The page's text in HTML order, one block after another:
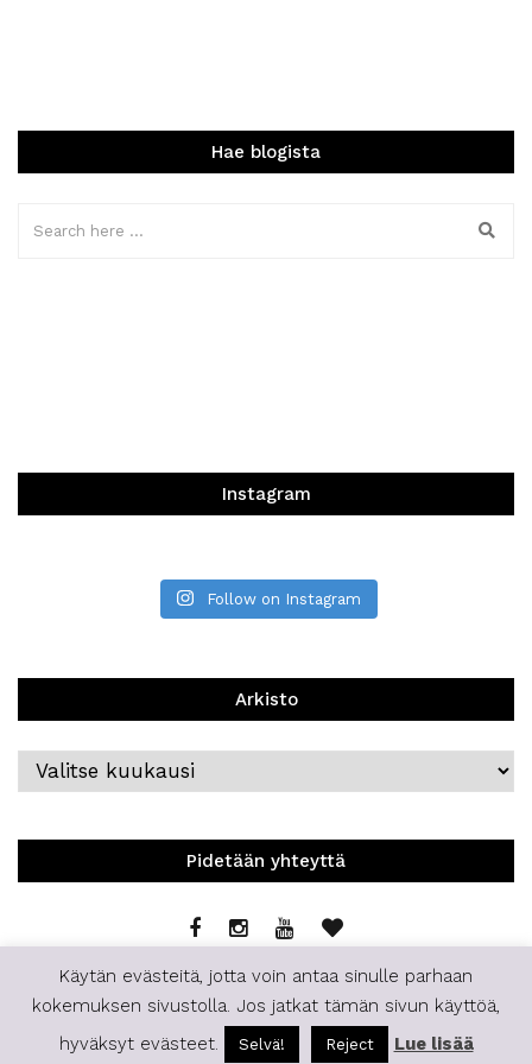
Hae blogista
Instagram
Follow on Instagram
Arkisto
Arkisto
Pidetään yhteyttä
© 2019 | Staffilife | All Rights Reserved.
Käytän evästeitä, jotta voin antaa sinulle parhaan
kokemuksen sivustolla. Jos jatkat tämän sivun käyttöä,
hyväksyt evästeet.
Selvä! Reject Lue lisää